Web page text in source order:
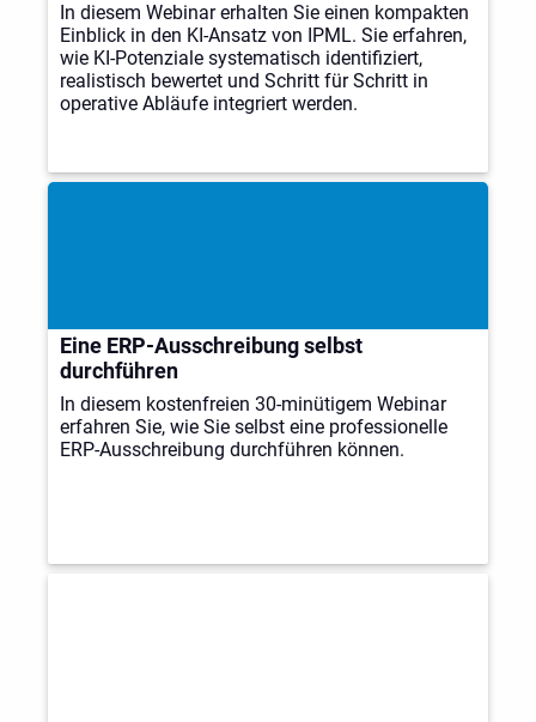
In diesem Webinar erhalten Sie einen kompakten
Einblick in den KI-Ansatz von IPML. Sie erfahren,
wie KI-Potenziale systematisch identifiziert,
realistisch bewertet und Schritt für Schritt in
operative Abläufe integriert werden.
Eine ERP-Ausschreibung selbst
durchführen
In diesem kostenfreien 30-minütigem Webinar
erfahren Sie, wie Sie selbst eine professionelle
ERP-Ausschreibung durchführen können.